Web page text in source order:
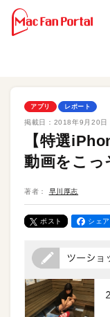
アプリ レポート
掲載日： 2018年9月20日
【特選
動画をこっ
著者： 早川厚志
ポスト シェ